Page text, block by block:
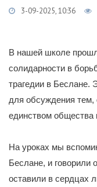
3-09-2025, 10:36
В нашей школе
солидарности в
трагедии в Беслане.
для обсуждения тем,
единством общества
На уроках мы
Беслане, и говорили
оставили в сердцах